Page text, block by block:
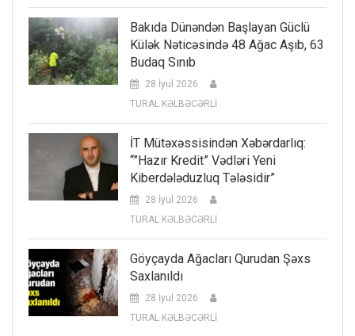
Bakıda Dünəndən Başlayan Güclü
Külək Nəticəsində 48 Ağac Aşıb, 63
Budaq Sınıb
28 İyul 2026
TURAL KƏLBƏCƏRLİ
İT Mütəxəssisindən Xəbərdarlıq:
“”Hazır Kredit” Vədləri Yeni
Kiberdələduzluq Tələsidir”
28 İyul 2026
TURAL KƏLBƏCƏRLİ
Göyçayda Ağacları Qurudan Şəxs
Saxlanıldı
28 İyul 2026
TURAL KƏLBƏCƏRLİ